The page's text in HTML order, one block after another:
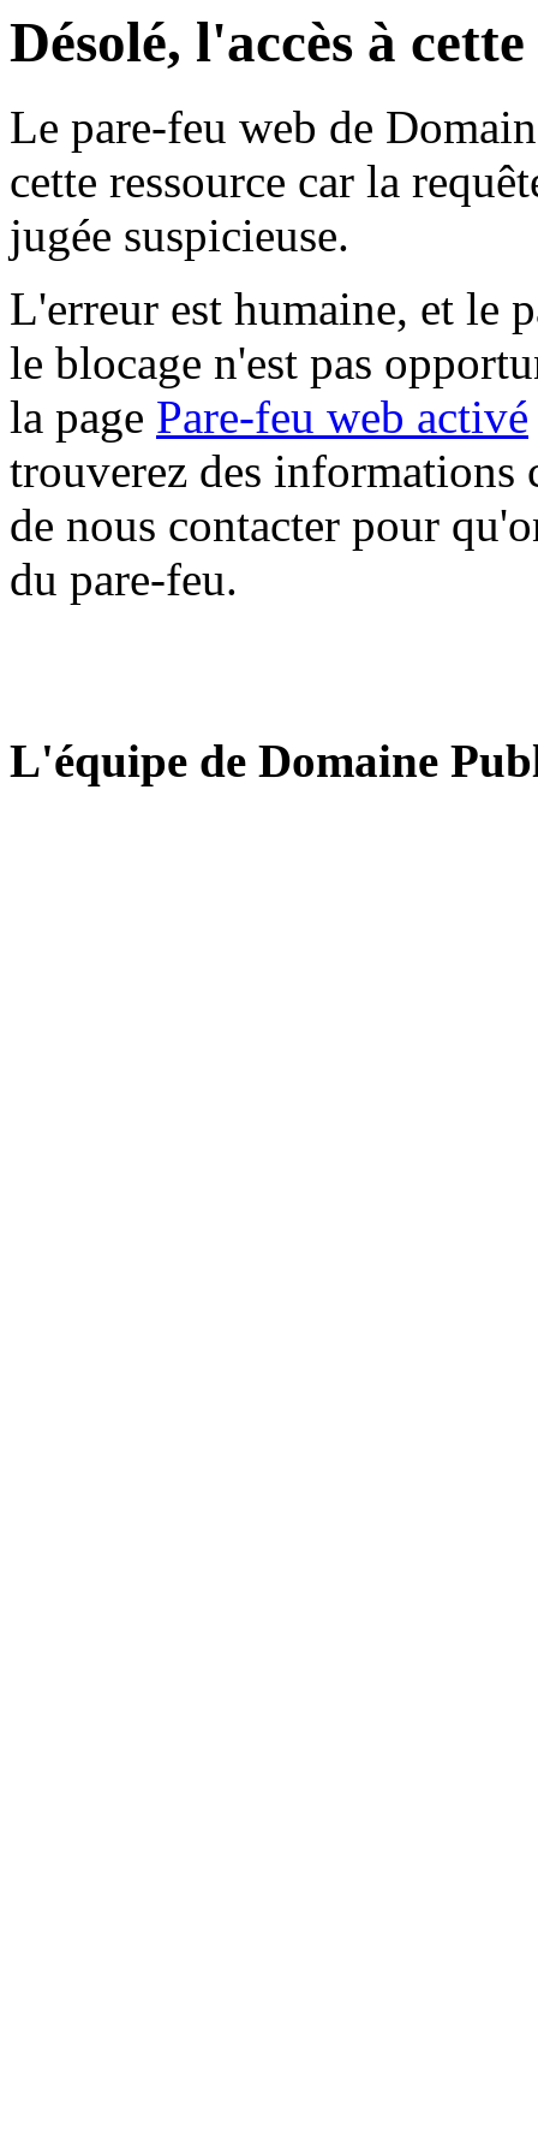
Désolé, l'accès à
Le pare-feu web de
cette ressource car la
jugée suspicieuse.
L'erreur est humaine, et le
le blocage n'est pas
la page Pare-feu web activé
trouverez des informations
de nous contacter pour
du pare-feu.
L'équipe de Domaine